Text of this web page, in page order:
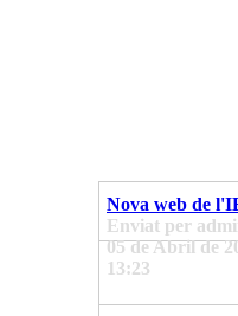
Nova web de
Enviat per
05 de Abril de
13:23